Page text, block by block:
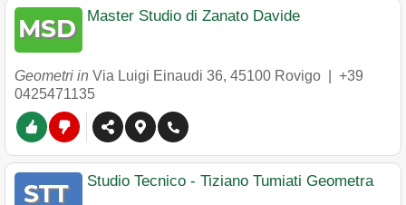
Master Studio di Zanato Davide
Geometri in Via Luigi Einaudi 36, 45100 Rovigo
+39
0425471135
Studio Tecnico - Tiziano Tumiati Geometra